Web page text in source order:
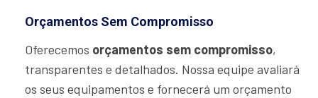
Orçamentos Sem Compromisso
Oferecemos orçamentos sem compromisso,
transparentes e detalhados. Nossa equipe avaliará
os seus equipamentos e fornecerá um orçamento